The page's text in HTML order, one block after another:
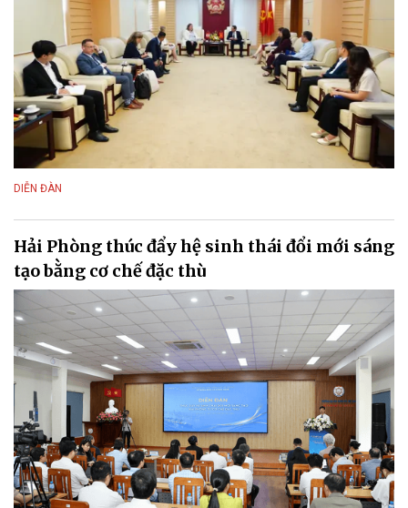
DIỄN ĐÀN
Hải Phòng thúc đẩy hệ sinh thái đổi mới sáng
tạo bằng cơ chế đặc thù